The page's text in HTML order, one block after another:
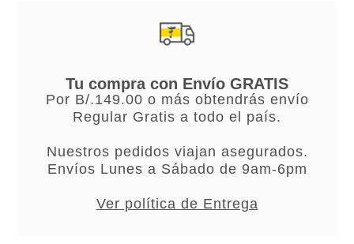
Tu compra con Envío GRATIS
Por B/.149.00 o más obtendrás envío
Regular Gratis a todo el país.
Nuestros pedidos viajan asegurados.
Envíos Lunes a Sábado de 9am-6pm
Ver política de Entrega